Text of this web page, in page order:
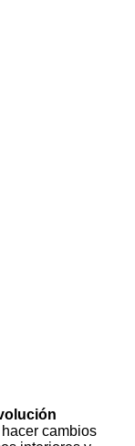
cambios